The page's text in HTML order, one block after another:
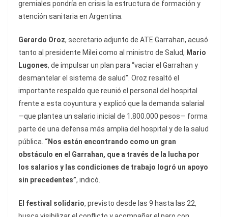
gremiales pondría en crisis la estructura de formación y
atención sanitaria en Argentina.
Gerardo Oroz, secretario adjunto de ATE Garrahan, acusó
tanto al presidente Milei como al ministro de Salud, Mario
Lugones, de impulsar un plan para “vaciar el Garrahan y
desmantelar el sistema de salud”. Oroz resaltó el
importante respaldo que reunió el personal del hospital
frente a esta coyuntura y explicó que la demanda salarial
—que plantea un salario inicial de 1.800.000 pesos— forma
parte de una defensa más amplia del hospital y de la salud
pública. “Nos están encontrando como un gran
obstáculo en el Garrahan, que a través de la lucha por
los salarios y las condiciones de trabajo logró un apoyo
sin precedentes”, indicó.
El festival solidario, previsto desde las 9 hasta las 22,